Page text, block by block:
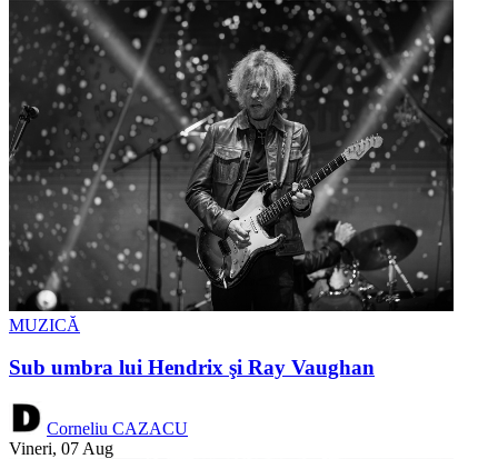
MUZICĂ
Sub umbra lui Hendrix şi Ray Vaughan
Corneliu CAZACU
Vineri, 07 Aug